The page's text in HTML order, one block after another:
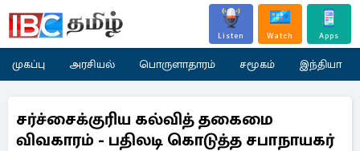
Listen Watch Apps
முகப்பு அரசியல் பொருளாதாரம் சமூகம் இந்தியா
சர்ச்சைக்குரிய கல்வித் தகைமை
விவகாரம் - பதிலடி கொடுத்த சபாநாயகர்